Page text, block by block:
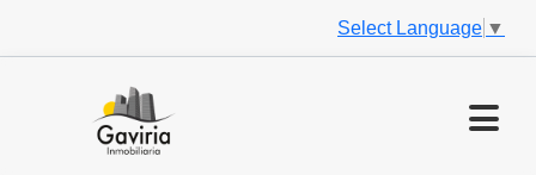
Select Language ▼